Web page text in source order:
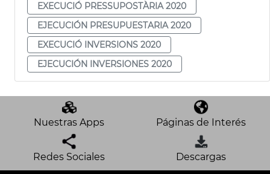
EXECUCIÓ PRESSUPOSTÀRIA 2020
EJECUCIÓN PRESUPUESTARIA 2020
EXECUCIÓ INVERSIONS 2020
EJECUCIÓN INVERSIONES 2020
Nuestras Apps Páginas de Interés
Redes Sociales Descargas